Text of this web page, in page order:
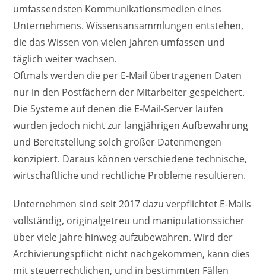
umfassendsten Kommunikationsmedien eines
Unternehmens. Wissensansammlungen entstehen,
die das Wissen von vielen Jahren umfassen und
täglich weiter wachsen.
Oftmals werden die per E-Mail übertragenen Daten
nur in den Postfächern der Mitarbeiter gespeichert.
Die Systeme auf denen die E-Mail-Server laufen
wurden jedoch nicht zur langjährigen Aufbewahrung
und Bereitstellung solch großer Datenmengen
konzipiert. Daraus können verschiedene technische,
wirtschaftliche und rechtliche Probleme resultieren.
Unternehmen sind seit 2017 dazu verpflichtet E-Mails
vollständig, originalgetreu und manipulationssicher
über viele Jahre hinweg aufzubewahren. Wird der
Archivierungspflicht nicht nachgekommen, kann dies
mit steuerrechtlichen, und in bestimmten Fällen